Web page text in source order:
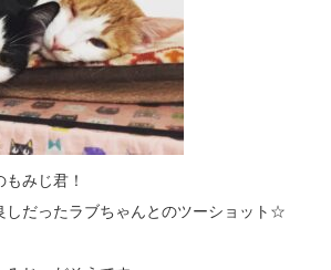
みじ君！
しだったラブちゃんとのツーショット☆